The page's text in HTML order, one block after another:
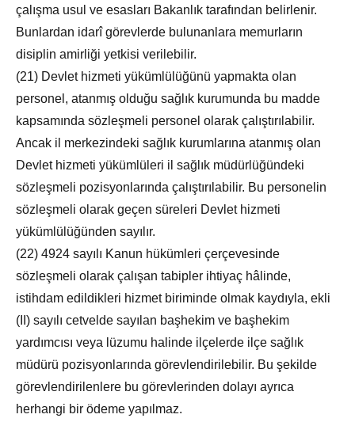
çalışma usul ve esasları Bakanlık tarafından belirlenir.
Bunlardan idarî görevlerde bulunanlara memurların
disiplin amirliği yetkisi verilebilir.
(21) Devlet hizmeti yükümlülüğünü yapmakta olan
personel, atanmış olduğu sağlık kurumunda bu madde
kapsamında sözleşmeli personel olarak çalıştırılabilir.
Ancak il merkezindeki sağlık kurumlarına atanmış olan
Devlet hizmeti yükümlüleri il sağlık müdürlüğündeki
sözleşmeli pozisyonlarında çalıştırılabilir. Bu personelin
sözleşmeli olarak geçen süreleri Devlet hizmeti
yükümlülüğünden sayılır.
(22) 4924 sayılı Kanun hükümleri çerçevesinde
sözleşmeli olarak çalışan tabipler ihtiyaç hâlinde,
istihdam edildikleri hizmet biriminde olmak kaydıyla, ekli
(II) sayılı cetvelde sayılan başhekim ve başhekim
yardımcısı veya lüzumu halinde ilçelerde ilçe sağlık
müdürü pozisyonlarında görevlendirilebilir. Bu şekilde
görevlendirilenlere bu görevlerinden dolayı ayrıca
herhangi bir ödeme yapılmaz.